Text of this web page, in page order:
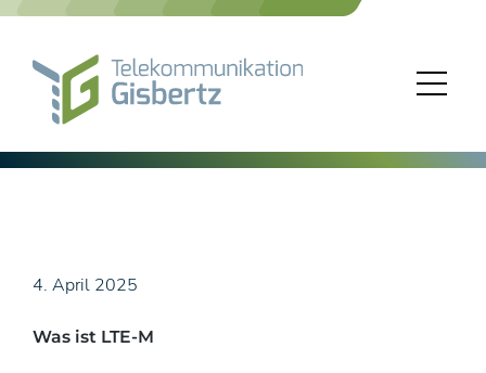
Skip
4. April 2025
Was ist LTE-M